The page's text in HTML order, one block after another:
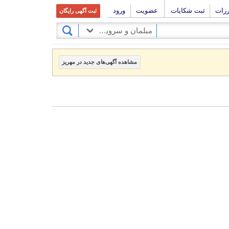
ثبت شکایات عضویت ورود ثبت آگهی رایگان
مبلمان و سرویس خواب
مشاهده آگهی‌های جدید در مهریز